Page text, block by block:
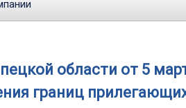
области от 5
границ